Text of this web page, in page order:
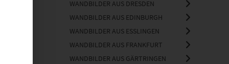
WANDBILDER AUS DRESDEN
WANDBILDER AUS EDINBURGH
WANDBILDER AUS ESSLINGEN
WANDBILDER AUS FRANKFURT
WANDBILDER AUS GÄRTRINGEN